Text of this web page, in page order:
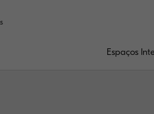
Espaços